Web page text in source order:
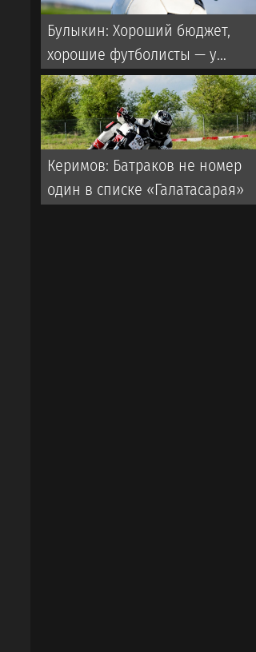
Булыкин: Хороший бюджет,
хорошие футболисты — у
«Локомотива» этого нет
Керимов: Батраков не номер
один в списке «Галатасарая»